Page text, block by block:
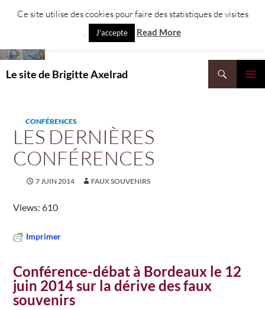
Le site de Brigitte Axelrad
CONFÉRENCES
LES DERNIÈRES
CONFÉRENCES
7 JUIN 2014 FAUX SOUVENIRS
Views: 610
Imprimer
Conférence-débat à Bordeaux le 12
juin 2014 sur la dérive des faux
souvenirs
Ce site utilise des cookies pour faire des statistiques de visites
.
J'accepte Read More